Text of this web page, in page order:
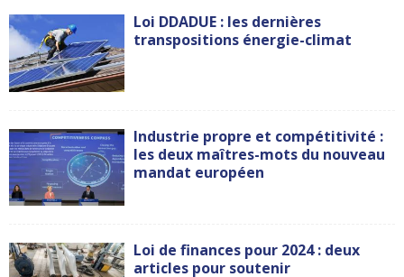
Loi DDADUE : les dernières
transpositions énergie-climat
Industrie propre et compétitivité :
les deux maîtres-mots du nouveau
mandat européen
Loi de finances pour 2024 : deux
articles pour soutenir